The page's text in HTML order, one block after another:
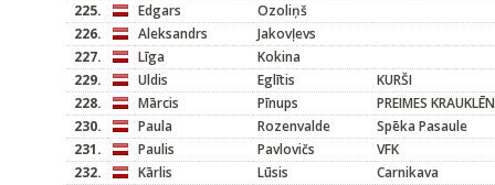
225.
Edgars
Ozoliņš
226.
Aleksandrs
Jakovļevs
227.
Līga
Kokina
229.
Uldis Eglītis
KURŠI
228.
Mārcis Pīnups
PREIMES
230.
Paula Rozenvalde
Spēka Pasaule
231.
Paulis Pavlovičs
VFK
232.
Kārlis Lūsis
Carnikava